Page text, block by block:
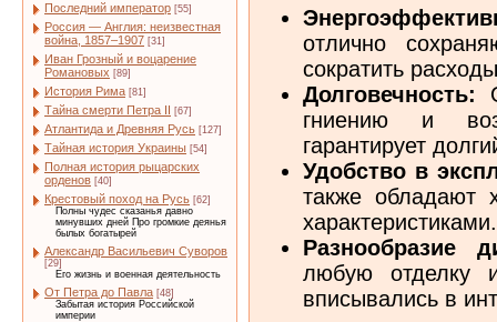
Последний император [55]
Россия — Англия: неизвестная
война, 1857–1907 [31]
Иван Грозный и воцарение
Романовых [89]
История Рима [81]
Тайна смерти Петра II [67]
Атлантида и Древняя Русь [127]
Тайная история Украины [54]
Полная история рыцарских
орденов [40]
Крестовый поход на Русь [62]
Полны чудес сказанья давно
минувших дней Про громкие деянья
былых богатырей
Александр Васильевич Суворов
[29]
Его жизнь и военная деятельность
От Петра до Павла [48]
Забытая история Российской
империи
отлично
сократить
Долговечность:
гниению и
гарантирует
Удобство в
также обладают
характеристиками.
Разнообразие
любую отделку
вписывались в